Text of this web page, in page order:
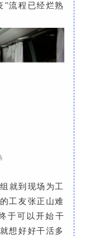
”流程已经烂熟
就到现场为工
工友张正山难
于可以开始干
想好好干活多